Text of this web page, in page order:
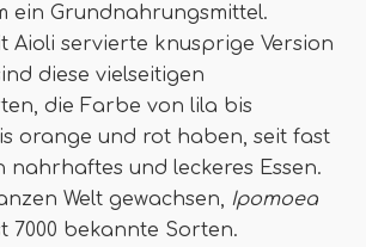
ein Grundnahrungsmittel.
Aioli servierte knusprige Version
diese vielseitigen
die Farbe von lila bis
orange und rot haben, seit fast
nahrhaftes und leckeres Essen.
Welt gewachsen, Ipomoea
7000 bekannte Sorten.